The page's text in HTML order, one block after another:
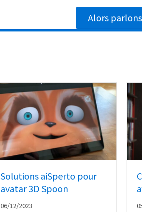
Alors
Solutions aiSperto pour
avatar 3D Spoon
06/12/2023